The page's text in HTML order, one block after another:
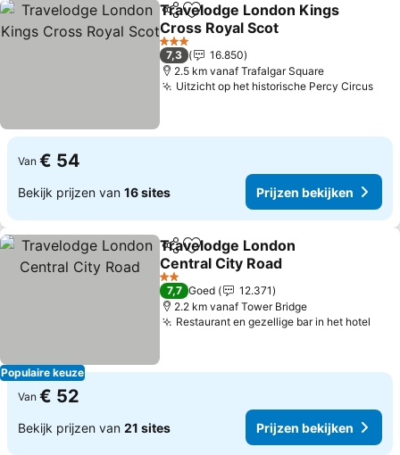
DelenToevoegen aan favorieten
Travelodge London Kings
Cross Royal Scot
Prijzen bekijken
3 Sterren
7,3
16.850
2.5 km vanaf Trafalgar Square
Uitzicht op het historische Percy Circus
Van € 54
Bekijk prijzen van 16 sites Prijzen bekijken
Populaire keuze
DelenToevoegen aan favorieten
Travelodge London
Central City Road
Prijzen bekijken
2 Sterren
7,7 Goed
12.371
2.2 km vanaf Tower Bridge
Restaurant en gezellige bar in het hotel
Van € 52
Bekijk prijzen van 21 sites Prijzen bekijken